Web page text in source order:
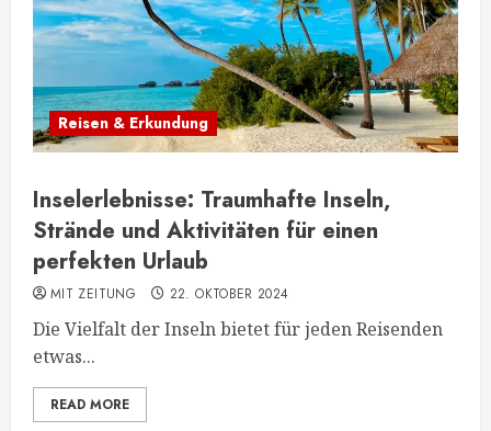
Reisen & Erkundung
Inselerlebnisse: Traumhafte Inseln,
Strände und Aktivitäten für einen
perfekten Urlaub
MIT ZEITUNG 22. OKTOBER 2024
Die Vielfalt der Inseln bietet für jeden Reisenden
etwas...
READ MORE